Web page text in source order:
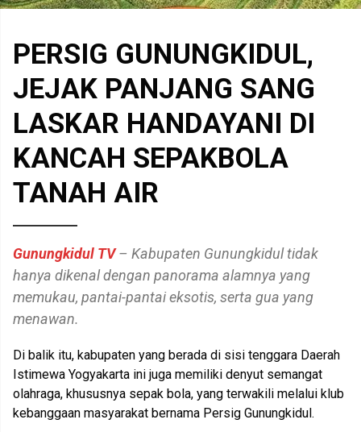
PERSIG GUNUNGKIDUL,
JEJAK PANJANG SANG
LASKAR HANDAYANI DI
KANCAH SEPAKBOLA
TANAH AIR
Gunungkidul TV– Kabupaten Gunungkidul tidak
hanya dikenal dengan panorama alamnya yang
memukau, pantai-pantai eksotis, serta gua yang
menawan.
Di balik itu, kabupaten yang berada di sisi tenggara Daerah
Istimewa Yogyakarta ini juga memiliki denyut semangat
olahraga, khususnya sepak bola, yang terwakili melalui klub
kebanggaan masyarakat bernama Persig Gunungkidul.